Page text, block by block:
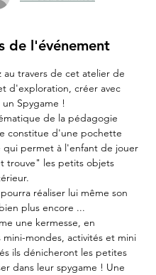
de l'événement
au travers de cet atelier de
d'exploration, créer avec
Spygame !
de la pédagogie
constitue d'une pochette
qui permet à l'enfant de jouer
trouve" les petits objets
réaliser lui même son
plus encore ...
une kermesse, en
mini-mondes, activités et mini
ils dénicheront les petites
dans leur spygame ! Une